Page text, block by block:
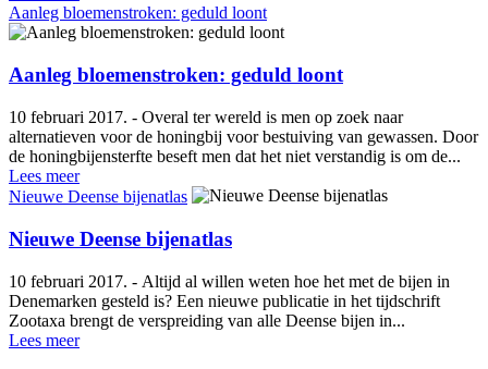
Aanleg bloemenstroken: geduld loont
Aanleg bloemenstroken: geduld loont
10 februari 2017. - Overal ter wereld is men op zoek naar
alternatieven voor de honingbij voor bestuiving van gewassen. Door
de honingbijensterfte beseft men dat het niet verstandig is om de...
Lees meer
Nieuwe Deense bijenatlas
Nieuwe Deense bijenatlas
10 februari 2017. - Altijd al willen weten hoe het met de bijen in
Denemarken gesteld is? Een nieuwe publicatie in het tijdschrift
Zootaxa brengt de verspreiding van alle Deense bijen in...
Lees meer